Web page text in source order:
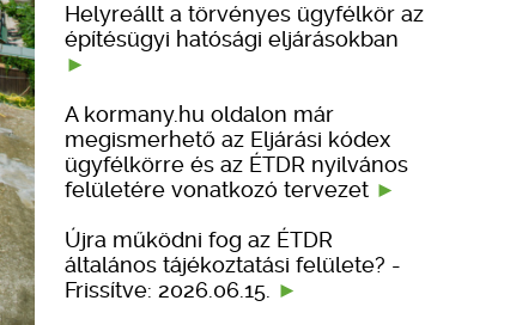
Helyreállt a törvényes ügyfélkör az
építésügyi hatósági eljárásokban
A kormany.hu oldalon már
megismerhető az Eljárási kódex
ügyfélkörre és az ÉTDR nyilvános
felületére vonatkozó tervezet
Újra működni fog az ÉTDR
általános tájékoztatási felülete? -
Frissítve: 2026.06.15.